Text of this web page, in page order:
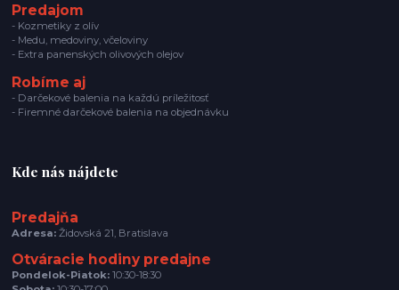
Predajom
- Kozmetiky z olív
- Medu, medoviny, včeloviny
- Extra panenských olivových olejov
Robíme aj
- Darčekové balenia na každú príležitosť
- Firemné darčekové balenia na objednávku
Kde nás nájdete
Predajňa
Adresa: Židovská 21, Bratislava
Otváracie hodiny predajne
Pondelok-Piatok: 10:30-18:30